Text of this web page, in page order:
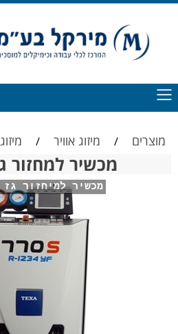
מוצרים / מיזוג אוויר /
מכשיר למחזור
מכשיר למיחזור